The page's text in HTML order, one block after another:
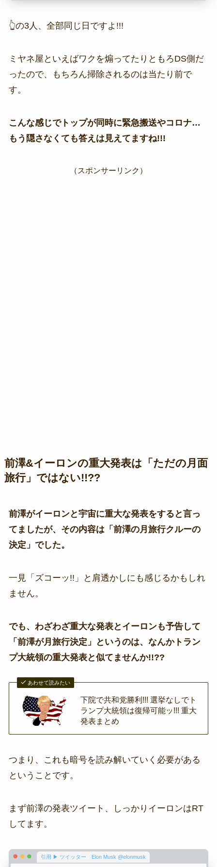
👆の3人、全部同じ日ですよ!!!
ミヤネ屋といえばワクを煽ってたりともろDS側だ
ったので、もちろん掃除されるのは当たり前で
す。
こんな感じでトップが同時に緊急搬送やコロナ…
もう隠さなくても答えは見えてますね!!!
（スポンサーリンク）
前澤&イーロンの重大発表は「ただの月面
旅行」ではない!!??
前澤がイーロンと宇宙に重大な発表をすると言っ
てましたが、その内容は「前澤の月旅行クルーの
決定」でした。
一見「ズコーッ!!」と肩透かしにも感じるかもしれ
ません。
でも、わざわざ重大な発表とイーロンも予告して
「前澤が月旅行決定」というのは、なんかトラン
プ大統領の重大発表と似てませんか!!??
あわせて読みたい
下院で共和党勝利!!! 選挙なしでト
ランプ大統領は復帰可能ッ!!! 重大
発表まとめ
つまり、これも暗号を読み解いていく必要がある
ということです。
まず前澤の発表ツイート、しっかりイーロンはRT
してます。
引用 ▶ ツイッター Elon Musk @elonmusk